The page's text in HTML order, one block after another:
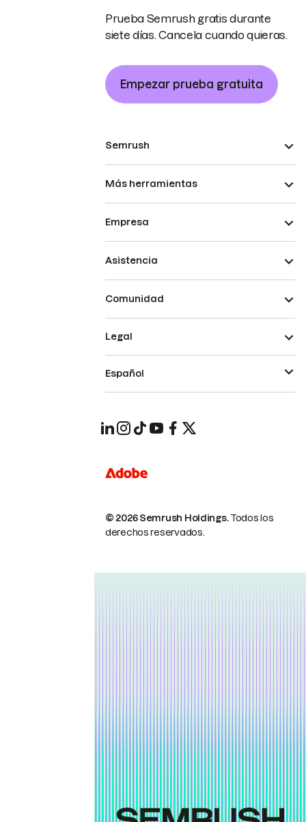
Prueba Semrush gratis durante
siete días. Cancela cuando quieras.
Empezar prueba gratuita
Semrush
Más herramientas
Empresa
Asistencia
Comunidad
© 2026 Semrush Holdings.Todos los
derechos reservados.
Legal
Español